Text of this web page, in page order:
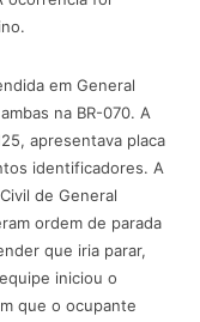
em General
na BR-070. A
apresentava placa
identificadores. A
de General
ordem de parada
que iria parar,
iniciou o
que o ocupante